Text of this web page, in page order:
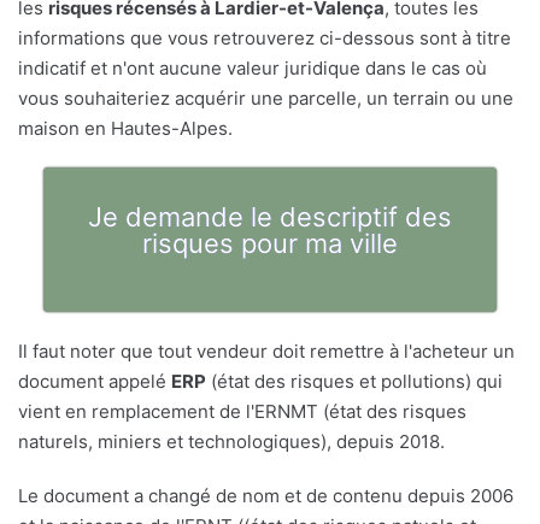
les risques récensés à Lardier-et-Valença, toutes les
informations que vous retrouverez ci-dessous sont à titre
indicatif et n'ont aucune valeur juridique dans le cas où
vous souhaiteriez acquérir une parcelle, un terrain ou une
maison en Hautes-Alpes.
Je demande le descriptif des
risques pour ma ville
Il faut noter que tout vendeur doit remettre à l'acheteur un
document appelé ERP (état des risques et pollutions) qui
vient en remplacement de l'ERNMT (état des risques
naturels, miniers et technologiques), depuis 2018.
Le document a changé de nom et de contenu depuis 2006